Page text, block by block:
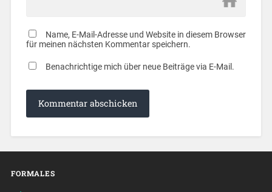
Name, E-Mail-Adresse und Website in diesem Browser
für meinen nächsten Kommentar speichern.
Benachrichtige mich über neue Beiträge via E-Mail.
FORMALES